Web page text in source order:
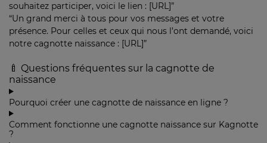
souhaitez participer, voici le lien : [URL]”
“Un grand merci à tous pour vos messages et votre
présence. Pour celles et ceux qui nous l’ont demandé, voici
notre cagnotte naissance : [URL]”
🍼 Questions fréquentes sur la cagnotte de
naissance
Pourquoi créer une cagnotte de naissance en ligne ?
Comment fonctionne une cagnotte naissance sur Kagnotte
?